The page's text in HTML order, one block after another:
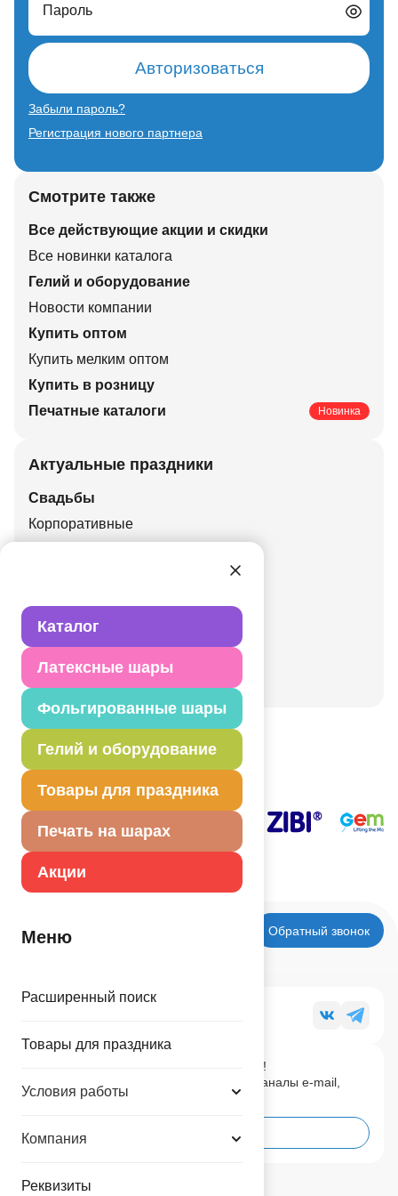
Каталог
Латексные шары
Фольгированные шары
Гелий и оборудование
Товары для праздника
Печать на шарах
Акции
Меню
Расширенный поиск
Товары для праздника
Условия работы
Компания
Реквизиты
Пароль
Авторизоваться
Забыли пароль?
Регистрация нового партнера
Смотрите также
Все действующие акции и скидки
Все новинки каталога
Гелий и оборудование
Новости компании
Купить оптом
Купить мелким оптом
Купить в розницу
Печатные каталоги
Новинка
Актуальные праздники
Свадьбы
Корпоративные
Валентинов день
День города
Наши поставщики
Обратный звонок
Будь в курсе последних новостей!
Подпишись на наши новостные каналы e-mail,
Телеграм, ВК
Регионы:(495) 748-0177